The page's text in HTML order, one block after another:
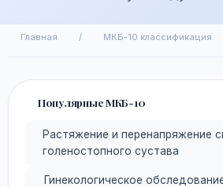
Главная / МКБ-10 классификация
Популярные МКБ-10
Растяжение и перенапряжение
голеностопного сустава
Гинекологическое